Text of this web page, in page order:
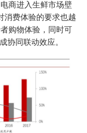
商进入生鲜市场壁
消费体验的要求也越
购物体验，同时可
协同联动效应。